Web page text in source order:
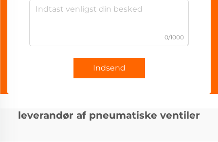
0/1000
Indsend
leverandør af pneumatiske ventiler